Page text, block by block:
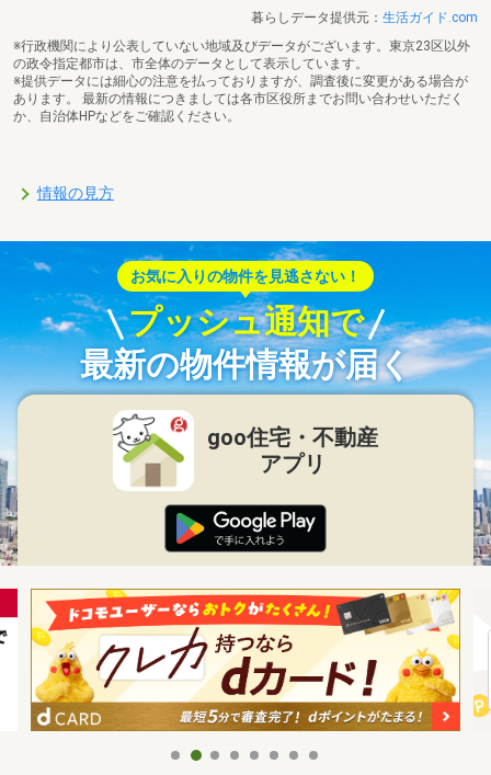
暮らしデータ提供元： 生活ガイド.com
※行政機関により公表していない地域及びデータがございます。東京23区以外
の政令指定都市は、市全体のデータとして表示しています。
※提供データには細心の注意を払っておりますが、調査後に変更がある場合が
あります。 最新の情報につきましては各市区役所までお問い合わせいただく
か、自治体HPなどをご確認ください。
情報の見方
お気に入りの物件を見逃さない！
プッシュ通知で
最新の物件情報が届く
goo住宅・不動産
アプリ